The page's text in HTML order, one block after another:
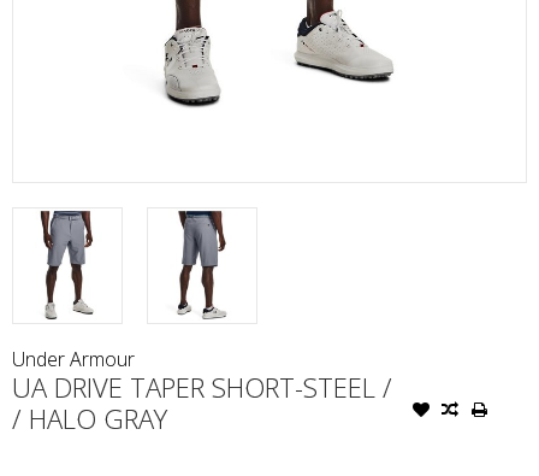
Under Armour
UA DRIVE TAPER SHORT-STEEL /
/ HALO GRAY